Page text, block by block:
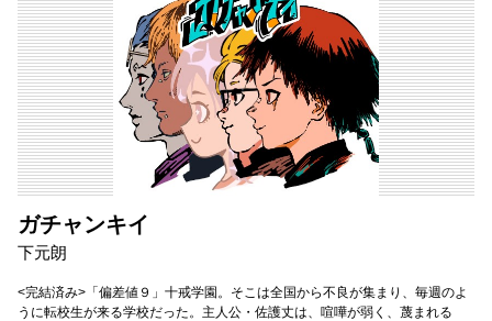
ガチャンキイ
下元朗
<完結済み>「偏差値９」十戒学園。そこは全国から不良が集まり、毎週のよ
うに転校生が来る学校だった。主人公・佐護丈は、喧嘩が弱く、蔑まれる